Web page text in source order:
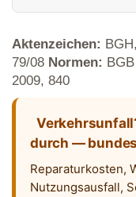
Aktenzeichen:
79/08 Normen:
2009, 840
durch —
Reparaturkosten,
Nutzungsausfall,